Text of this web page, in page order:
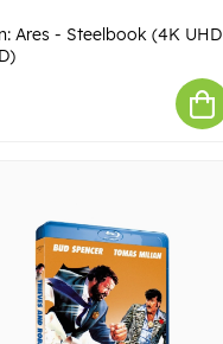
Ares - Steelbook (4K UHD